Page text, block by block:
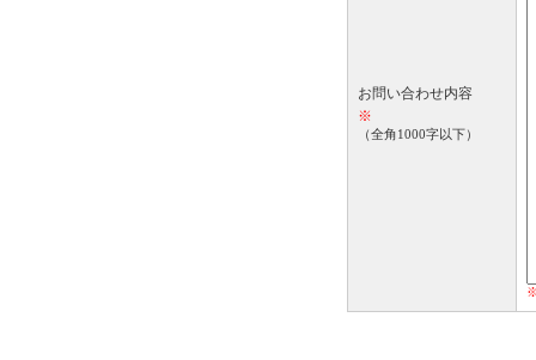
お問い合わせ内容
※
（全角1000字以下）